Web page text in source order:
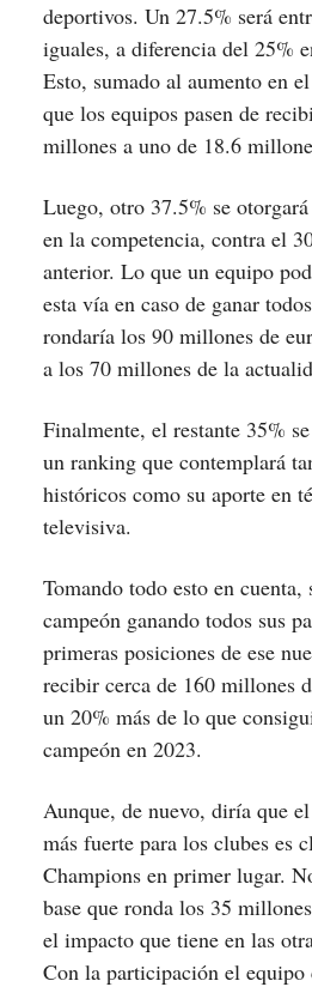
deportivos. Un 27.5% será
iguales, a diferencia del 25%
Esto, sumado al aumento en
que los equipos pasen de
millones a uno de 18.6
Luego, otro 37.5% se
en la competencia, contra el
anterior. Lo que un equipo
esta vía en caso de ganar
rondaría los 90 millones de
a los 70 millones de la
Finalmente, el restante 35%
un ranking que contemplará
históricos como su aporte en
televisiva.
Tomando todo esto en
campeón ganando todos sus
primeras posiciones de ese
recibir cerca de 160 millones
un 20% más de lo que
campeón en 2023.
Aunque, de nuevo, diría que
más fuerte para los clubes es
Champions en primer lugar.
base que ronda los 35
el impacto que tiene en las
Con la participación el equipo